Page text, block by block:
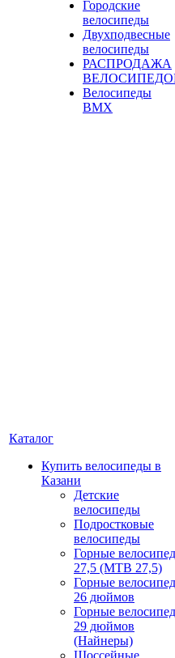
Городские
велосипеды
Двухподвесные
велосипеды
РАСПРОДАЖА
Велосипеды
BMX
Каталог
Купить велосипеды в
Казани
Детские
велосипеды
Подростковые
велосипеды
Горные
27,5 (MTB 27,5)
Горные
26 дюймов
Горные
29 дюймов
(Найнеры)
Шоссейные